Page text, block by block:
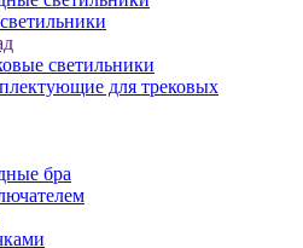
светильники
для трековых
бра